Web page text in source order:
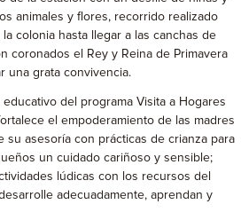
animales y flores, recorrido realizado
colonia hasta llegar a las canchas de
coronados el Rey y Reina de Primavera
una grata convivencia.
educativo del programa Visita a Hogares
el empoderamiento de las madres
su asesoría con prácticas de crianza para
un cuidado cariñoso y sensible;
lúdicas con los recursos del
adecuadamente, aprendan y